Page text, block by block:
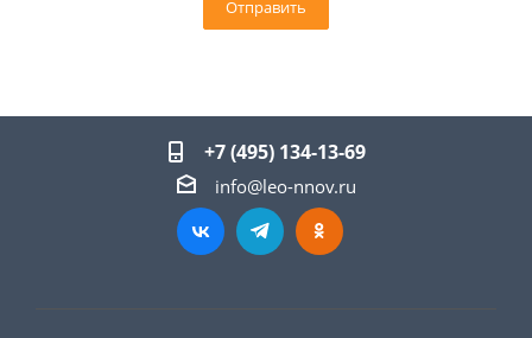
+7 (495) 134-13-69
info@leo-nnov.ru